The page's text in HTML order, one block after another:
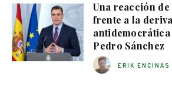
Una reacción
frente a la deriva
Pedro Sánchez
ERIK ENCINAS